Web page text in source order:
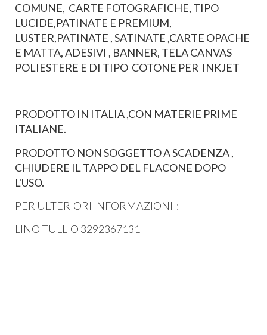
COMUNE, CARTE FOTOGRAFICHE, TIPO
LUCIDE,PATINATE E PREMIUM,
LUSTER,PATINATE , SATINATE ,CARTE OPACHE
E MATTA, ADESIVI , BANNER, TELA CANVAS
POLIESTERE E DI TIPO COTONE PER INKJET
PRODOTTO IN ITALIA ,CON MATERIE PRIME
ITALIANE.
PRODOTTO NON SOGGETTO A SCADENZA ,
CHIUDERE IL TAPPO DEL FLACONE DOPO
L'USO.
PER ULTERIORI INFORMAZIONI :
LINO TULLIO 3292367131